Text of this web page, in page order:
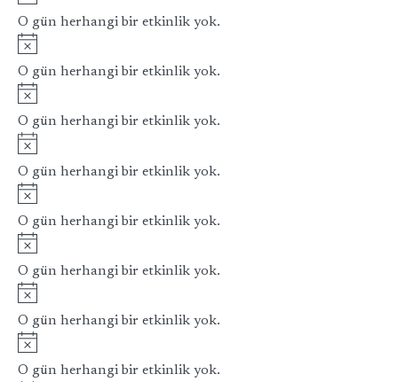
t
a
k
v
i
m
O gün herhangi bir etkinlik yok.
Notice
O gün herhangi bir etkinlik yok.
Notice
O gün herhangi bir etkinlik yok.
Notice
O gün herhangi bir etkinlik yok.
Notice
O gün herhangi bir etkinlik yok.
Notice
O gün herhangi bir etkinlik yok.
Notice
O gün herhangi bir etkinlik yok.
Notice
O gün herhangi bir etkinlik yok.